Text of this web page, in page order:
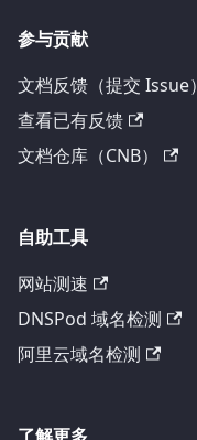
参与贡献
文档反馈（提交 Issue）
查看已有反馈
文档仓库（CNB）
自助工具
网站测速
DNSPod 域名检测
阿里云域名检测